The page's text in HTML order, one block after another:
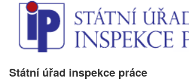
Státní úřad inspekce práce